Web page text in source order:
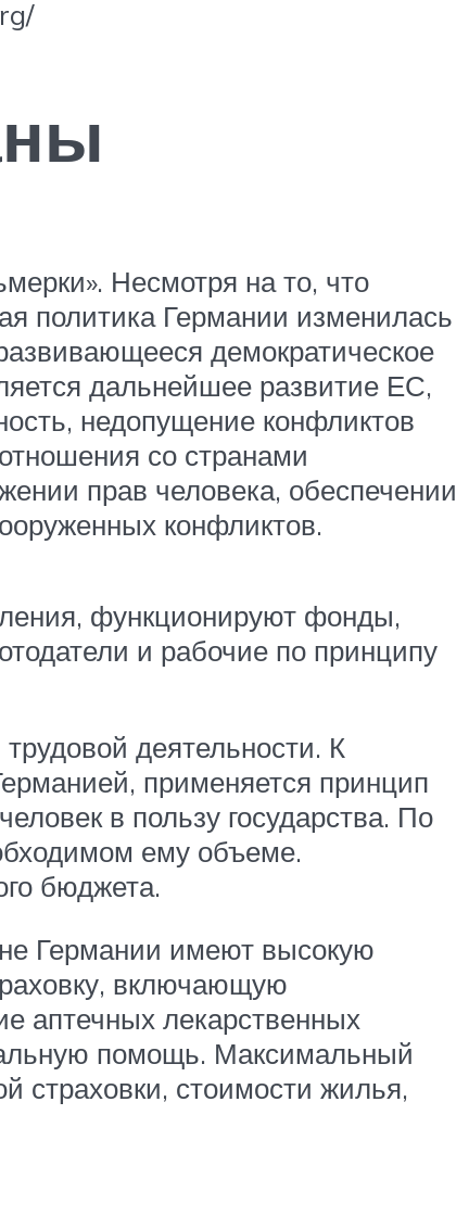
Несмотря на то, что
политика Германии изменилась
демократическое
дальнейшее развитие ЕС,
недопущение конфликтов
со странами
прав человека, обеспечении
конфликтов.
функционируют фонды,
и рабочие по принципу
деятельности. К
применяется принцип
в пользу государства. По
ему объеме.
бюджета.
Германии имеют высокую
включающую
аптечных лекарственных
помощь. Максимальный
страховки, стоимости жилья,